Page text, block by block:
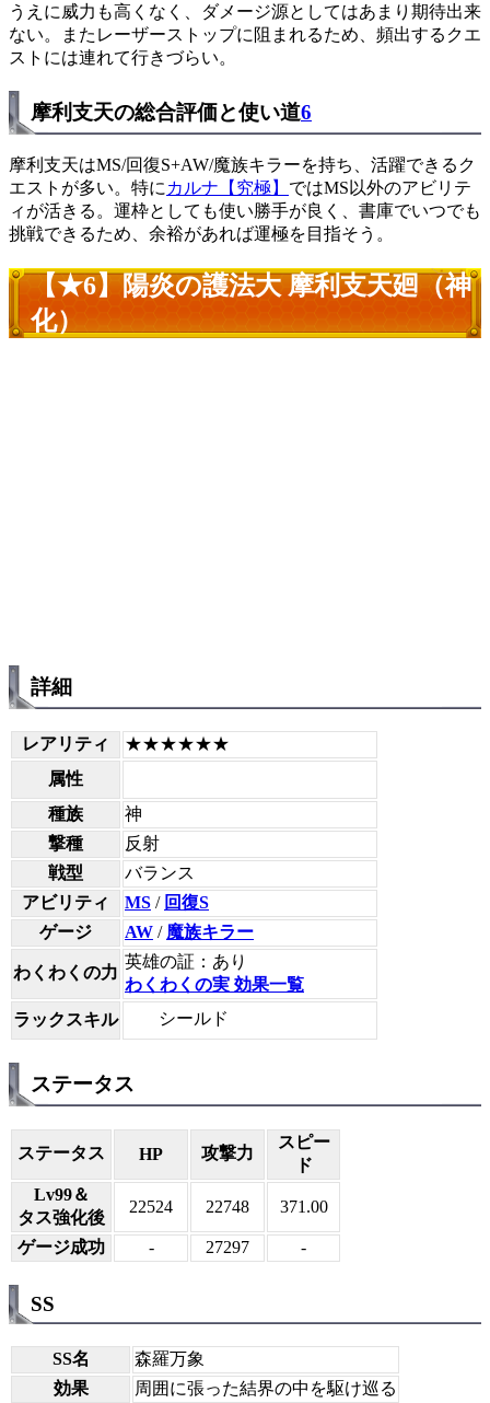
うえに威力も高くなく、ダメージ源としてはあまり期待出来
ない。またレーザーストップに阻まれるため、頻出するクエ
ストには連れて行きづらい。
摩利支天の総合評価と使い道6
摩利支天はMS/回復S+AW/魔族キラーを持ち、活躍できるク
エストが多い。特に カルナ【究極】 ではMS以外のアビリテ
ィが活きる。運枠としても使い勝手が良く、書庫でいつでも
挑戦できるため、余裕があれば運極を目指そう。
【★6】陽炎の護法大 摩利支天廻（神
化）
詳細
レアリティ
★★★★★★
属性
種族
神
撃種
反射
戦型
バランス
アビリティ
MS / 回復S
ゲージ
AW / 魔族キラー
わくわくの力
英雄の証：あり
わくわくの実 効果一覧
ラックスキル
シールド
ステータス
ステータス HP 攻撃力
スピー
ド
Lv99＆
タス強化後
22524 22748 371.00
ゲージ成功 - 27297 -
SS
SS名
森羅万象
効果
周囲に張った結界の中を駆け巡る